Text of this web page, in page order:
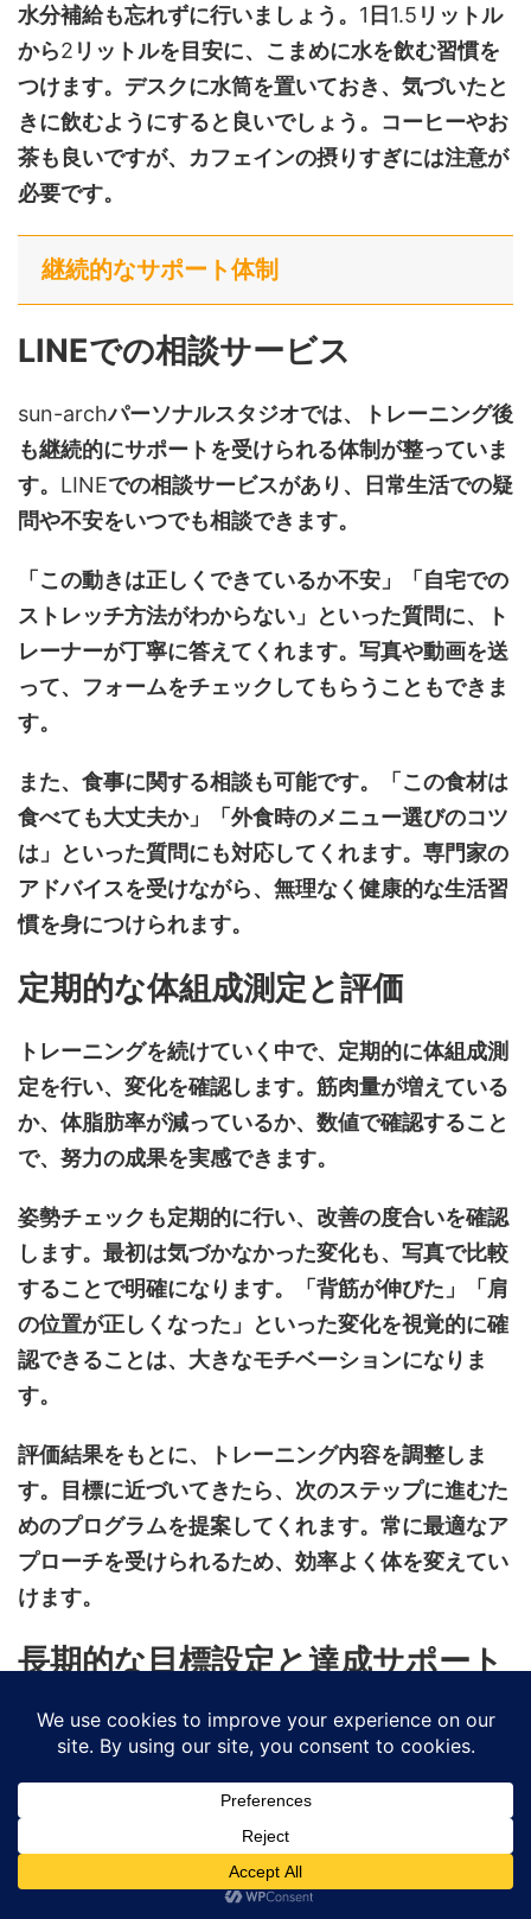
水分補給も忘れずに行いましょう。 1 日 1.5 リットル
から2 リットルを目安に、こまめに水を飲む習慣を
つけます。デスクに水筒を置いておき、気づいたと
きに飲むようにすると良いでしょう。コーヒーやお
茶も良いですが、カフェインの摂りすぎには注意が
必要です。
継続的なサポート体制
LINEでの相談サービス
sun-archパーソナルスタジオでは、トレーニング後
も継続的にサポートを受けられる体制が整っていま
す。 LINEでの相談サービスがあり、日常生活での疑
問や不安をいつでも相談できます。
「この動きは正しくできているか不安」「自宅での
ストレッチ方法がわからない」といった質問に、ト
レーナーが丁寧に答えてくれます。写真や動画を送
って、フォームをチェックしてもらうこともできま
す。
また、食事に関する相談も可能です。「この食材は
食べても大丈夫か」「外食時のメニュー選びのコツ
は」といった質問にも対応してくれます。専門家の
アドバイスを受けながら、無理なく健康的な生活習
慣を身につけられます。
定期的な体組成測定と評価
トレーニングを続けていく中で、定期的に体組成測
定を行い、変化を確認します。筋肉量が増えている
か、体脂肪率が減っているか、数値で確認すること
で、努力の成果を実感できます。
姿勢チェックも定期的に行い、改善の度合いを確認
します。最初は気づかなかった変化も、写真で比較
することで明確になります。「背筋が伸びた」「肩
の位置が正しくなった」といった変化を視覚的に確
認できることは、大きなモチベーションになりま
す。
評価結果をもとに、トレーニング内容を調整しま
す。目標に近づいてきたら、次のステップに進むた
めのプログラムを提案してくれます。常に最適なア
プローチを受けられるため、効率よく体を変えてい
けます。
長期的な目標設定と達成サポート
sun-archパーソナルスタジオでは、短期的な目標だ
けでなく、長期的な目標設定もサポートしていま
ヶ月後には姿勢を改善する」「半年後には
減らす」「1年後にはフルマラソンに
挑戦する」など、具体的な目標を一緒に考えます。